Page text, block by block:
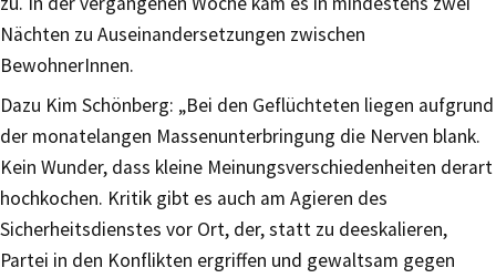
Nächten zu Auseinandersetzungen zwischen
BewohnerInnen.
Dazu Kim Schönberg: „Bei den Geflüchteten liegen aufgrund
der monatelangen Massenunterbringung die Nerven blank.
Kein Wunder, dass kleine Meinungsverschiedenheiten derart
hochkochen. Kritik gibt es auch am Agieren des
Sicherheitsdienstes vor Ort, der, statt zu deeskalieren,
Partei in den Konflikten ergriffen und gewaltsam gegen